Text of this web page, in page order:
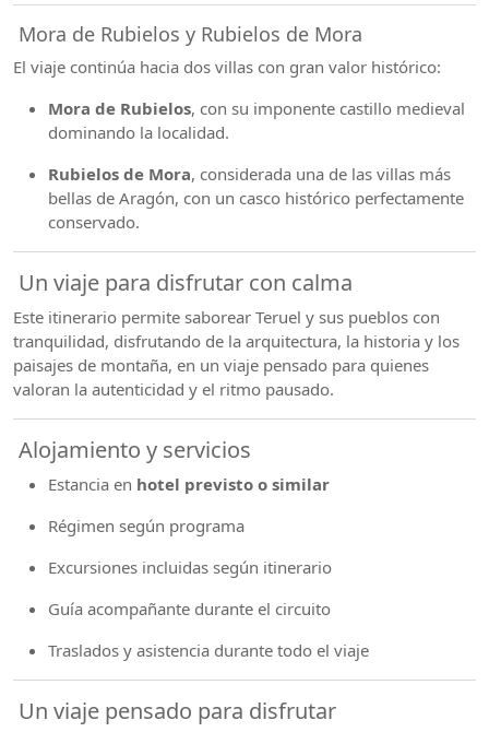
Mora de Rubielos y Rubielos de Mora
El viaje continúa hacia dos villas con gran valor histórico:
Mora de Rubielos, con su imponente castillo medieval
dominando la localidad.
Rubielos de Mora, considerada una de las villas más
bellas de Aragón, con un casco histórico perfectamente
conservado.
Un viaje para disfrutar con calma
Este itinerario permite saborear Teruel y sus pueblos con
tranquilidad, disfrutando de la arquitectura, la historia y los
paisajes de montaña, en un viaje pensado para quienes
valoran la autenticidad y el ritmo pausado.
Alojamiento y servicios
Estancia en hotel previsto o similar
Régimen según programa
Excursiones incluidas según itinerario
Guía acompañante durante el circuito
Traslados y asistencia durante todo el viaje
Un viaje pensado para disfrutar